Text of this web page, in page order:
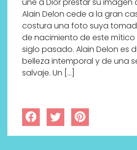
une a Dior prestar su imagen
Alain Delon cede a la gran
costura una foto suya
de nacimiento de este
siglo pasado. Alain Delon es
belleza intemporal y de una
salvaje. Un […]